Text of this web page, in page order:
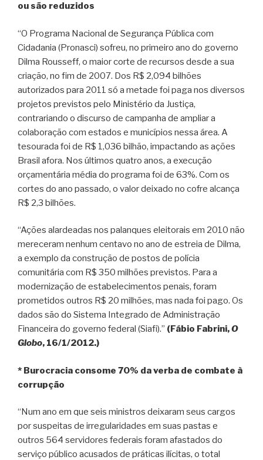
ou são reduzidos
“O Programa Nacional de Segurança Pública com
Cidadania (Pronasci) sofreu, no primeiro ano do governo
Dilma Rousseff, o maior corte de recursos desde a sua
criação, no fim de 2007. Dos R$ 2,094 bilhões
autorizados para 2011 só a metade foi paga nos diversos
projetos previstos pelo Ministério da Justiça,
contrariando o discurso de campanha de ampliar a
colaboração com estados e municípios nessa área. A
tesourada foi de R$ 1,036 bilhão, impactando as ações
Brasil afora. Nos últimos quatro anos, a execução
orçamentária média do programa foi de 63%. Com os
cortes do ano passado, o valor deixado no cofre alcança
R$ 2,3 bilhões.
“Ações alardeadas nos palanques eleitorais em 2010 não
mereceram nenhum centavo no ano de estreia de Dilma,
a exemplo da construção de postos de polícia
comunitária com R$ 350 milhões previstos. Para a
modernização de estabelecimentos penais, foram
prometidos outros R$ 20 milhões, mas nada foi pago. Os
dados são do Sistema Integrado de Administração
Financeira do governo federal (Siafi).” (Fábio Fabrini,O
Globo, 16/1/2012.)
* Burocracia consome 70% da verba de combate à
corrupção
“Num ano em que seis ministros deixaram seus cargos
por suspeitas de irregularidades em suas pastas e
outros 564 servidores federais foram afastados do
serviço público acusados de práticas ilícitas, o total